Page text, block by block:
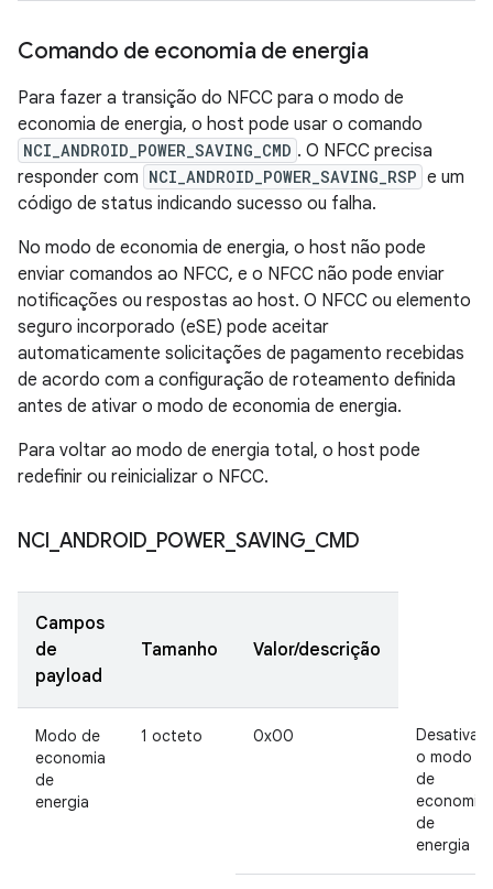
Comando de economia de energia
Para fazer a transição do NFCC para o modo de
economia de energia, o host pode usar o comando
NCI_ANDROID_POWER_SAVING_CMD . O NFCC precisa
responder com NCI_ANDROID_POWER_SAVING_RSP e um
código de status indicando sucesso ou falha.
No modo de economia de energia, o host não pode
enviar comandos ao NFCC, e o NFCC não pode enviar
notificações ou respostas ao host. O NFCC ou elemento
seguro incorporado (eSE) pode aceitar
automaticamente solicitações de pagamento recebidas
de acordo com a configuração de roteamento definida
antes de ativar o modo de economia de energia.
Para voltar ao modo de energia total, o host pode
redefinir ou reinicializar o NFCC.
NCI ANDROID POWER SAVING CMD
Campos
de
payload
Tamanho Valor/descrição
Modo de
economia
de
energia
1 octeto 0x00
Desativar
o modo
de
economia
de
energia